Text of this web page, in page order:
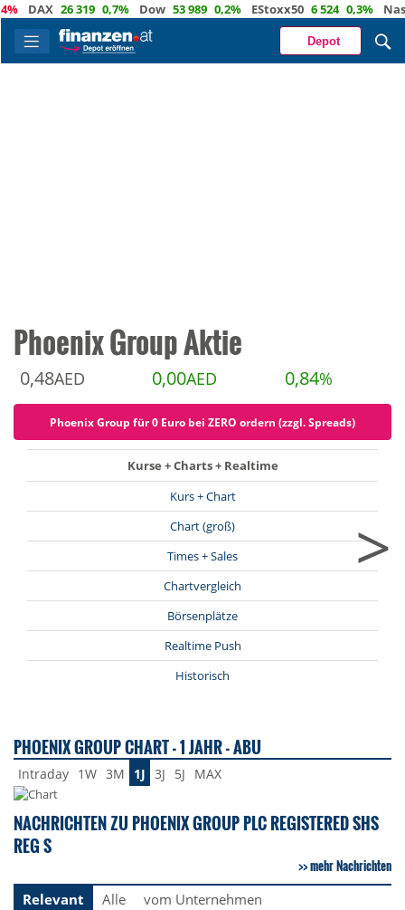
26 319 0,7% Dow 53 989 0,2% EStoxx50 6 524 0,3% Nasdaq
Depot
Phoenix Group Aktie
0,48AED 0,00AED 0,84%
Phoenix Group für 0 Euro bei ZERO ordern (zzgl. Spreads)
Kurse + Charts + Realtime
Kurs + Chart
Chart (groß)
Times + Sales
Chartvergleich
Börsenplätze
Realtime Push
Historisch
>
PHOENIX GROUP CHART - 1 JAHR - ABU
Intraday 1W 3M 1J 3J 5J MAX
NACHRICHTEN ZU PHOENIX GROUP PLC REGISTERED SHS
REG S
mehr Nachrichten
Relevant
Alle vom Unternehmen